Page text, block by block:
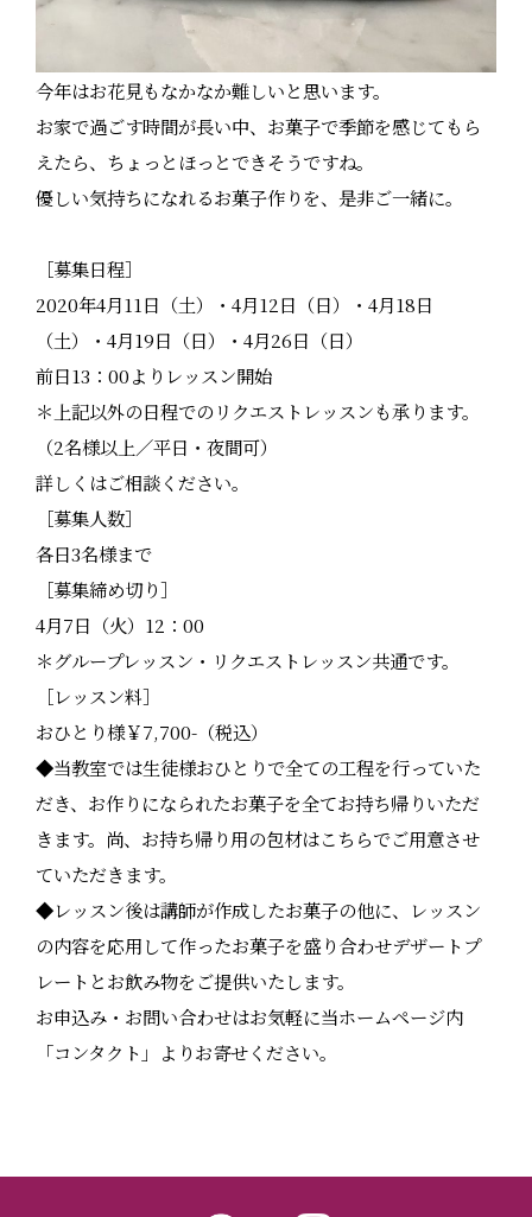
今年はお花見もなかなか難しいと思います。
お家で過ごす時間が長い中、お菓子で季節を感じてもら
えたら、ちょっとほっとできそうですね。
優しい気持ちになれるお菓子作りを、是非ご一緒に。
［募集日程］
2020年4月11日（土）・4月12日（日）・4月18日
（土）・4月19日（日）・4月26日（日）
前日13：00よりレッスン開始
＊上記以外の日程でのリクエストレッスンも承ります。
（2名様以上／平日・夜間可）
詳しくはご相談ください。
［募集人数］
各日3名様まで
［募集締め切り］
4月7日（火）12：00
＊グループレッスン・リクエストレッスン共通です。
［レッスン料］
おひとり様￥7,700-（税込）
◆当教室では生徒様おひとりで全ての工程を行っていた
だき、お作りになられたお菓子を全てお持ち帰りいただ
きます。尚、お持ち帰り用の包材はこちらでご用意させ
ていただきます。
◆レッスン後は講師が作成したお菓子の他に、レッスン
の内容を応用して作ったお菓子を盛り合わせデザートプ
レートとお飲み物をご提供いたします。
お申込み・お問い合わせはお気軽に当ホームページ内
「コンタクト」よりお寄せください。